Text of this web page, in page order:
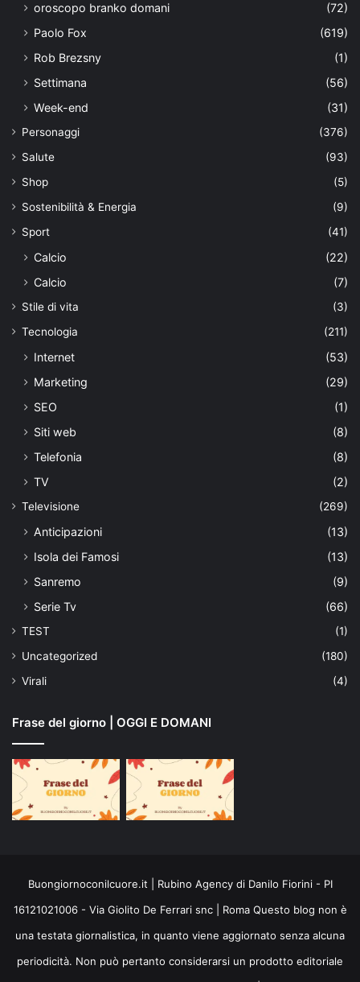
oroscopo branko domani
(72)
Paolo Fox
(619)
Rob Brezsny
(1)
Settimana
(56)
Week-end
(31)
Personaggi
(376)
Salute
(93)
Shop
(5)
Sostenibilità & Energia
(9)
Sport
(41)
Calcio
(22)
Calcio
(7)
Stile di vita
(3)
Tecnologia
(211)
Internet
(53)
Marketing
(29)
SEO
(1)
Siti web
(8)
Telefonia
(8)
TV
(2)
Televisione (269)
Anticipazioni
(13)
Isola dei Famosi
(13)
Sanremo
(9)
Serie Tv
(66)
TEST
(1)
Uncategorized
(180)
Virali
(4)
Frase del giorno | OGGI E DOMANI
Buongiornoconilcuore.it | Rubino Agency di Danilo Fiorini - PI
16121021006 - Via Giolito De Ferrari snc | Roma Questo blog non è
una testata giornalistica, in quanto viene aggiornato senza alcuna
periodicità. Non può pertanto considerarsi un prodotto editoriale